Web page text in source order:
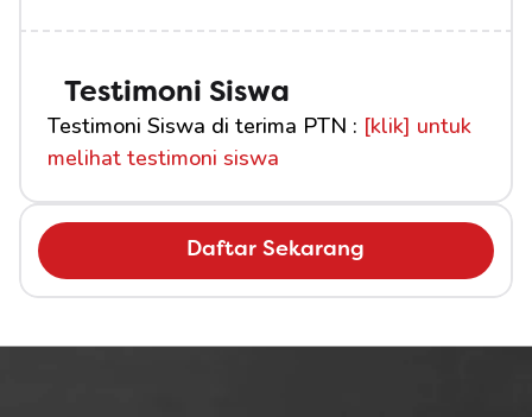
Daftar Sekarang
Testimoni Siswa
Testimoni Siswa di terima PTN : [klik] untuk
melihat testimoni siswa